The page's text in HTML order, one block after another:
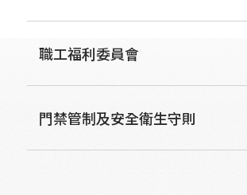
職工福利委員會
門禁管制及安全衛生守則